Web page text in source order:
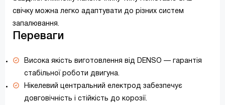
свічку можна легко адаптувати до різних систем
запалювання.
Переваги
Висока якість виготовлення від DENSO — гарантія
стабільної роботи двигуна.
Нікелевий центральний електрод забезпечує
довговічність і стійкість до корозії.